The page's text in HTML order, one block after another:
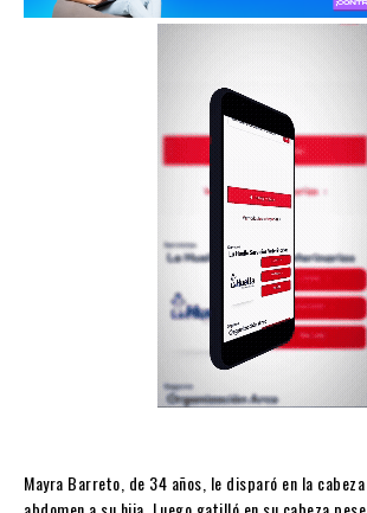
Mayra Barreto, de 34 años, le disparó en la